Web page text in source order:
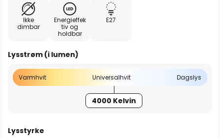
Ikke
dimbar
Energieffek
tiv og
holdbar
E27
Lysstrøm (i lumen)
Varmhvit Universalhvit Dagslys
4000 Kelvin
Lysstyrke